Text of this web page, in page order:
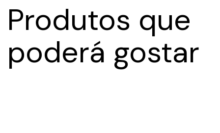
Produtos que
poderá gostar